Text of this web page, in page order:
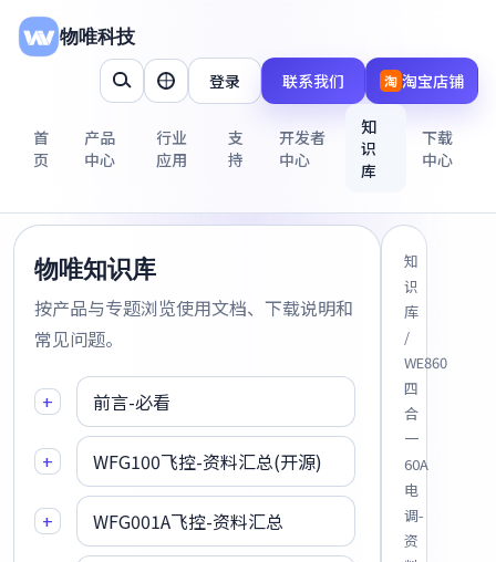
物唯科技
首
页
产品
中心
行业
应用
支
持
开发者
中心
知
识
库
下载
中心
登录 联系我们 淘 淘宝店铺
物唯知识库
按产品与专题浏览使用文档、下载说明和
常见问题。
+ 前言-必看
+ WFG100飞控-资料汇总(开源)
+ WFG001A飞控-资料汇总
知
识
库
/
WE860
四
合
一
60A
电
调-
资